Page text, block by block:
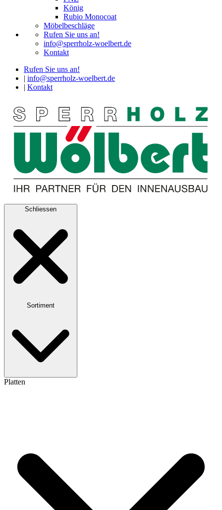
König
Rubio Monocoat
Möbelbeschläge
Rufen Sie uns an!
info@sperrholz-woelbert.de
Kontakt
Rufen Sie uns an!
info@sperrholz-woelbert.de
Kontakt
Schliessen
Sortiment
Platten